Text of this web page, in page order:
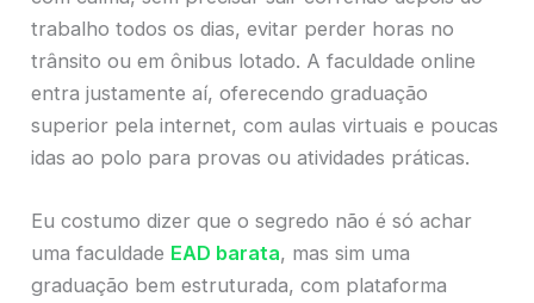
trabalho todos os dias, evitar perder horas no
trânsito ou em ônibus lotado. A faculdade online
entra justamente aí, oferecendo graduação
superior pela internet, com aulas virtuais e poucas
idas ao polo para provas ou atividades práticas.
Eu costumo dizer que o segredo não é só achar
uma faculdade EAD barata, mas sim uma
graduação bem estruturada, com plataforma